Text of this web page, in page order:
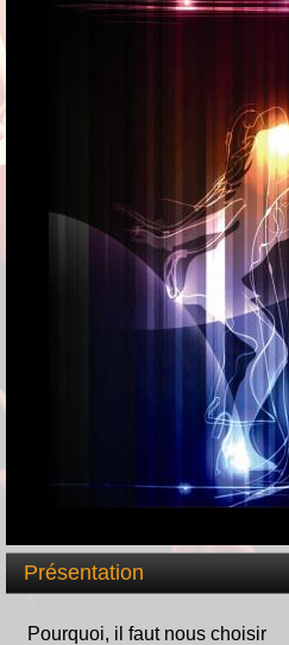
Présentation
Pourquoi, il faut nous choisir